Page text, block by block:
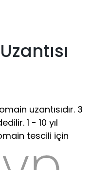
uzantısıdır. 3
1 - 10 yıl
tescili için